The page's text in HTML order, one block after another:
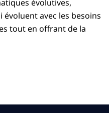
évolutives,
avec les besoins
tout en offrant de la